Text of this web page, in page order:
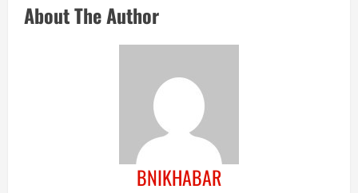
About The Author
BNIKHABAR